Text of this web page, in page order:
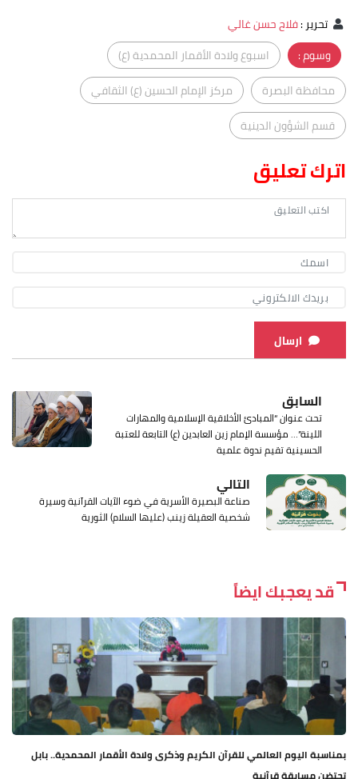
تحرير:فلاح حسن غالي
وسوم :
اسبوع ولادة الأقمار المحمدية (ع)
محافظة البصرة
مركز الإمام الحسين (ع) الثقافي
قسم الشؤون الدينية
اترك تعليق
ارسال
السابق
تحت عنوان “المبادئ الأخلاقية الإسلامية والمهارات
اللينة”… مؤسسة الإمام زين العابدين (ع) التابعة للعتبة
الحسينية تقيم ندوة علمية
التالي
صناعة البصیرة الأسریة في ضوء الآیات القرآنیة وسيرة
شخصیة العقیلة زینب (عليها السلام) الثورية
قد يعجبك ايضاً
بمناسبة اليوم العالمي للقرآن الكريم وذكرى ولادة الأقمار المحمدية.. بابل
تحتضن مسابقة قرآنية